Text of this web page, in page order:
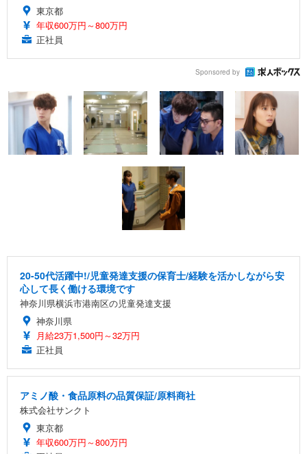
東京都
年収600万円～800万円
正社員
Sponsored by
20-50代活躍中!/児童発達支援の保育士/経験を活かしながら安
心して長く働ける環境です
神奈川県横浜市港南区の児童発達支援
神奈川県
月給23万1,500円～32万円
正社員
アミノ酸・食品原料の品質保証/原料商社
株式会社サンクト
東京都
年収600万円～800万円